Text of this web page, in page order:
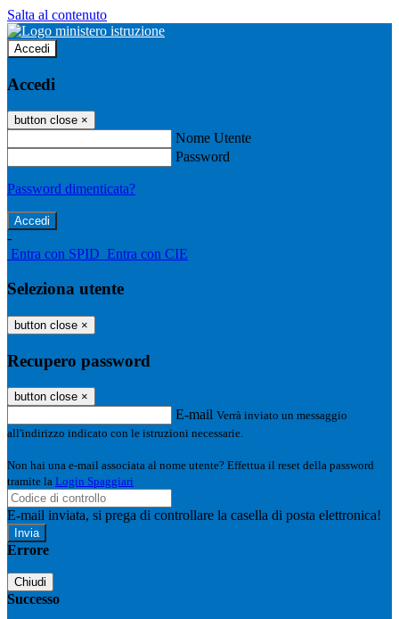
Salta al contenuto
Accedi
Accedi
button close ×
Nome Utente
Password
Password dimenticata?
-
Entra con SPID Entra con CIE
Seleziona utente
button close ×
Recupero password
button close ×
E-mail Verrà inviato un messaggio
all'indirizzo indicato con le istruzioni necessarie.
Non hai una e-mail associata al nome utente? Effettua il reset della password
tramite la Login Spaggiari
E-mail inviata, si prega di controllare la casella di posta elettronica!
Errore
Chiudi
Successo